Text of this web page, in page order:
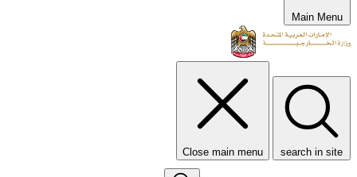
Main Menu
search in site
Close main menu